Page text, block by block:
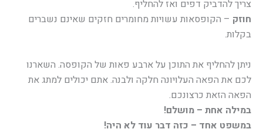
צריך להדביק דפים ואז להחליף.
חוזק – הקופסאות עשויות מחומרים חזקים שאינם נשברים
בקלות.
ניתן להחליף את התוכן על ארבע פאות של הקופסה. השארנו
לכם את הפאה העלויונה חלקה ולבנה. אתם יכולים למתג את
הפאה הזאת כרצונכם.
במילה אחת – מושלם!
במשפט אחד – כזה דבר עוד לא היה!